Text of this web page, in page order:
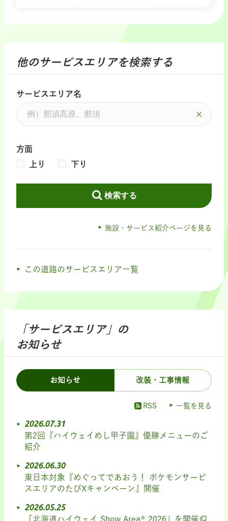
他のサービスエリアを検索する
サービスエリア名
方面
上り
下り
検索する
施設・サービス紹介ページを見る
この道路のサービスエリア一覧
「サービスエリア」の
お知らせ
お知らせ 改装・工事情報
RSS 一覧を見る
2026.07.31
第2回『ハイウェイめし甲子園』優勝メニューのご
紹介
2026.06.30
東日本対象『めぐってであおう！ ポケモンサービ
スエリアのたびXキャンペーン』開催
2026.05.25
「北海道ハイウェイ Show Area® 2026」を開催